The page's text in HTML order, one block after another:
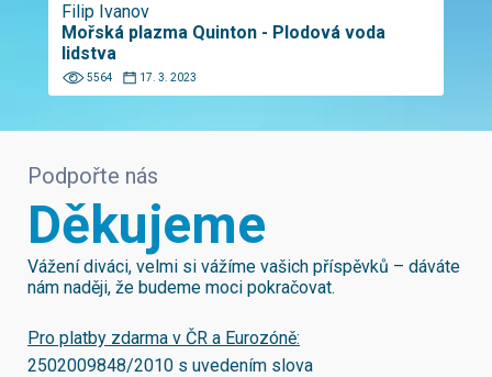
Filip Ivanov
Mořská plazma Quinton - Plodová voda
lidstva
5564 17. 3. 2023
Podpořte nás
Děkujeme
Vážení diváci, velmi si vážíme vašich příspěvků – dáváte
nám naději, že budeme moci pokračovat.
Pro platby zdarma v ČR a Eurozóně:
2502009848/2010 s uvedením slova